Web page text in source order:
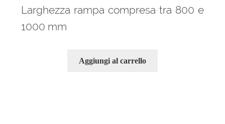
Larghezza rampa compresa tra 800 e
1000 mm
Aggiungi al carrello